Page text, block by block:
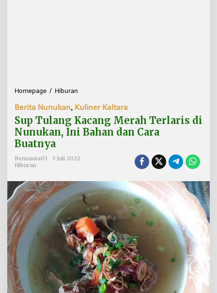
Homepage / Hiburan
p
T
u
l
g
a
M
e
r
a
h
T
r
l
Berita Nunukan, Kuliner Kaltara
Sup Tulang Kacang Merah Terlaris di
Nunukan, Ini Bahan dan Cara
Buatnya
Benuanta03
3 Juli 2022
Hiburan